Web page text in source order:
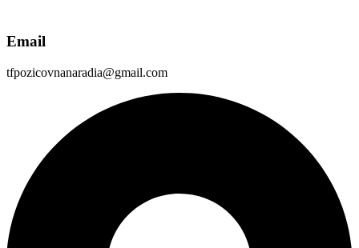
Email
tfpozicovnanaradia@gmail.com